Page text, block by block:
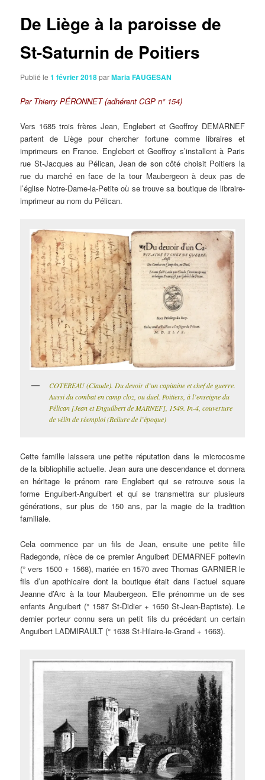
De Liège à la paroisse de
St-Saturnin de Poitiers
Publié le1 février 2018parMaria FAUGESAN
Par Thierry PÉRONNET (adhérent CGP n° 154)
Vers 1685 trois frères Jean, Englebert et Geoffroy DEMARNEF
partent de Liège pour chercher fortune comme libraires et
imprimeurs en France. Englebert et Geoffroy s’installent à Paris
rue St-Jacques au Pélican, Jean de son côté choisit Poitiers la
rue du marché en face de la tour Maubergeon à deux pas de
l’église Notre-Dame-la-Petite où se trouve sa boutique de libraire-
imprimeur au nom du Pélican.
COTEREAU (Claude). Du devoir d’un capitaine et chef de guerre.
Aussi du combat en camp cloz, ou duel. Poitiers, à l’enseigne du
Pélican [Jean et Enguilbert de MARNEF], 1549. In-4, couverture
de vélin de réemploi (Reliure de l’époque)
Cette famille laissera une petite réputation dans le microcosme
de la bibliophilie actuelle. Jean aura une descendance et donnera
en héritage le prénom rare Englebert qui se retrouve sous la
forme Enguibert-Anguibert et qui se transmettra sur plusieurs
générations, sur plus de 150 ans, par la magie de la tradition
familiale.
Cela commence par un fils de Jean, ensuite une petite fille
Radegonde, nièce de ce premier Anguibert DEMARNEF poitevin
(° vers 1500 + 1568), mariée en 1570 avec Thomas GARNIER le
fils d’un apothicaire dont la boutique était dans l’actuel square
Jeanne d’Arc à la tour Maubergeon. Elle prénomme un de ses
enfants Anguibert (° 1587 St-Didier + 1650 St-Jean-Baptiste). Le
dernier porteur connu sera un petit fils du précédant un certain
Anguibert LADMIRAULT (° 1638 St-Hilaire-le-Grand + 1663).